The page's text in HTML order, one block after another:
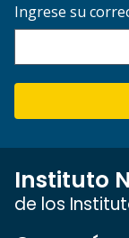
Ingrese su
Instituto
de los